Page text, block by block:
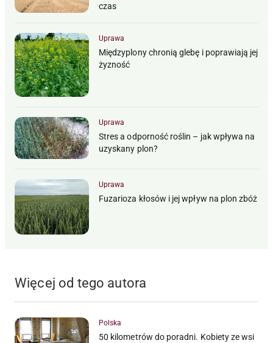
czas
Uprawa
Międzyplony chronią glebę i poprawiają jej
żyzność
Uprawa
Stres a odporność roślin – jak wpływa na
uzyskany plon?
Uprawa
Fuzarioza kłosów i jej wpływ na plon zbóż
Więcej od tego autora
Polska
50 kilometrów do poradni. Kobiety ze wsi